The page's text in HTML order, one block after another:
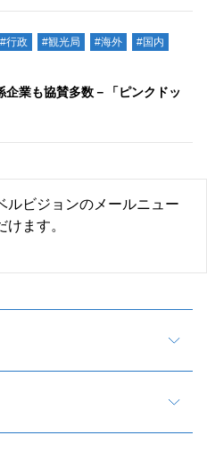
#行政 #観光局 #海外
#国内
業も協賛多数－「ピンクドッ
ルビジョンのメールニュー
ます。